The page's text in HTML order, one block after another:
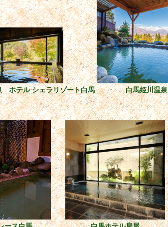
ホテル シェラリゾート白馬 白馬姫川温泉